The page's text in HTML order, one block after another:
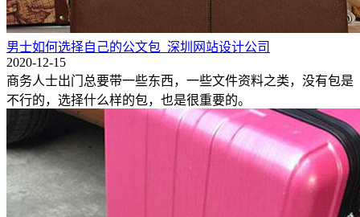
男士如何选择自己的公文包_深圳网站设计公司
2020-12-15
商务人士出门总要带一些东西，一些文件资料之类，没有包是
不行的，选择什么样的包，也是很重要的。